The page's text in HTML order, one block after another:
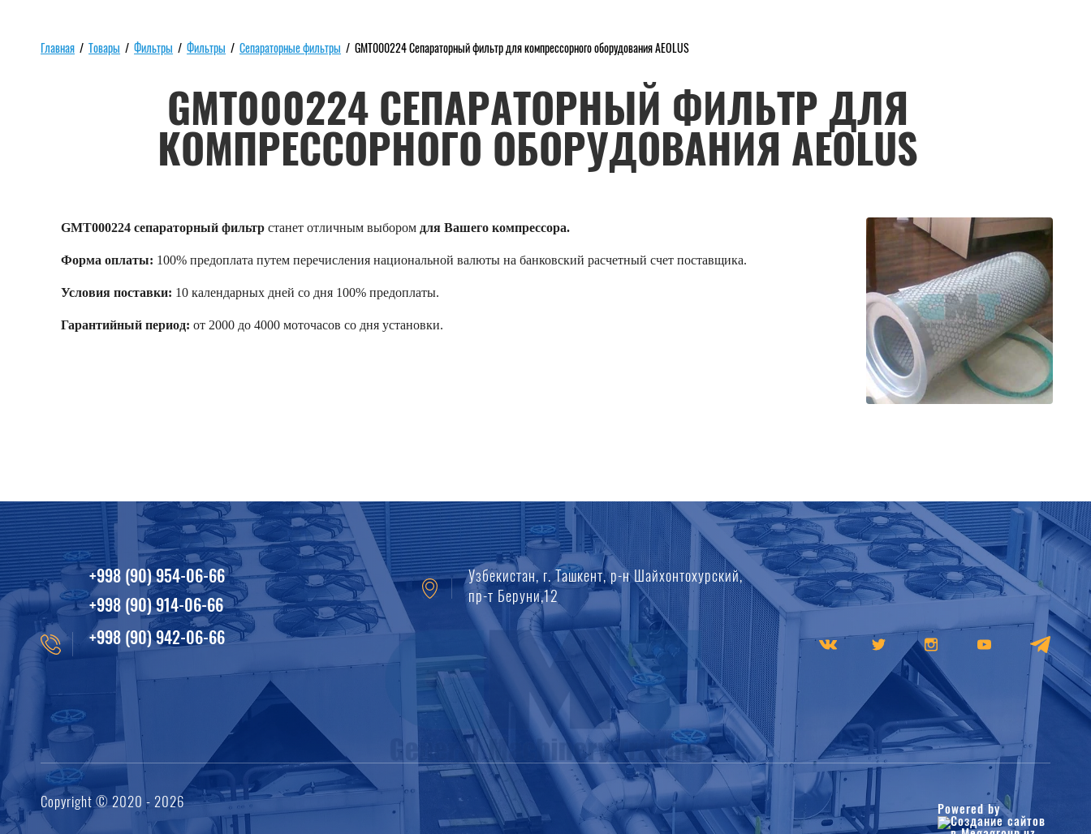
Главная / Товары / Фильтры / Фильтры / Сепараторные фильтры / GMT000224 Сепараторный фильтр для компрессорного оборудования AEOLUS
GMT000224 СЕПАРАТОРНЫЙ ФИЛЬТР ДЛЯ
КОМПРЕССОРНОГО ОБОРУДОВАНИЯ AEOLUS
GMT000224 сепараторный фильтрстанет отличным выбором для Вашего компрессора.
Форма оплаты: 100% предоплата путем перечисления национальной валюты на банковский расчетный счет поставщика.
Условия поставки: 10 календарных дней со дня 100% предоплаты.
Гарантийный период: от 2000 до 4000 моточасов со дня установки.
+998 (90) 954-06-66
+998 (90) 914-06-66
+998 (90) 942-06-66
Узбекистан, г. Ташкент, р-н Шайхонтохурский,
пр-т Беруни,12
Copyright © 2020 - 2026
Powered by